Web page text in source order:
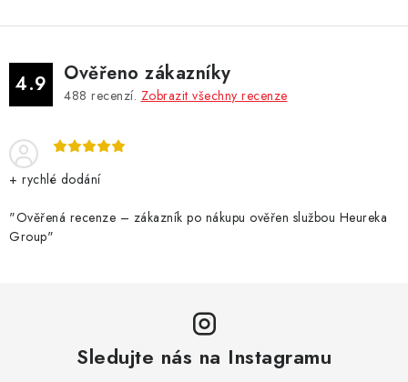
4.9 Ověřeno zákazníky
488 recenzí. Zobrazit všechny recenze
+ rychlé dodání
"Ověřená recenze – zákazník po nákupu ověřen službou Heureka
Group"
Sledujte nás na Instagramu